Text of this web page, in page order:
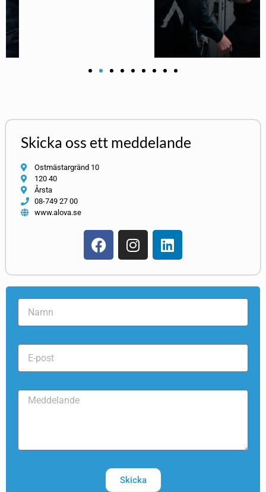
Skicka oss ett meddelande
Ostmästargränd 10
120 40
Årsta
08-749 27 00
www.alova.se
Skicka